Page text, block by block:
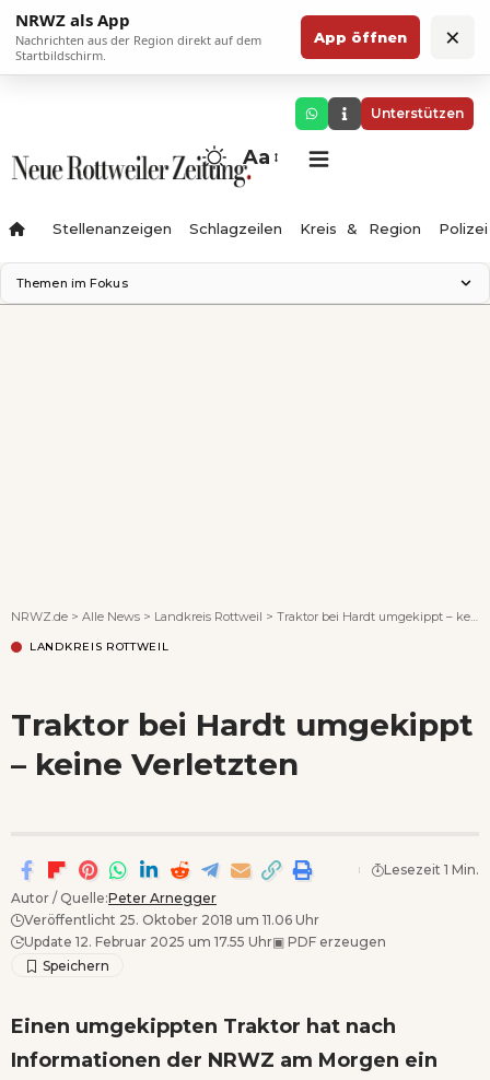
NRWZ als App
Nachrichten aus der Region direkt auf dem
Startbildschirm.
App öffnen ×
Unterstützen
Aa
Stellenanzeigen Schlagzeilen Kreis & Region Polizei
Themen im Fokus
NRWZ.de > Alle News > Landkreis Rottweil > Traktor bei Hardt umgekippt – keine Verletzten
LANDKREIS ROTTWEIL
Traktor bei Hardt umgekippt
– keine Verletzten
Autor / Quelle:Peter Arnegger
Veröffentlicht 25. Oktober 2018 um 11.06 Uhr
Update 12. Februar 2025 um 17.55 Uhr▣ PDF erzeugen
Lesezeit 1 Min.
Einen umgekippten Traktor hat nach
Informationen der NRWZ am Morgen ein